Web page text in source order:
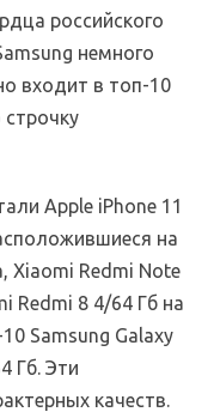
российского
немного
входит в топ-10
Apple iPhone 11
на
Xiaomi Redmi Note
Redmi 8 4/64 Гб на
Samsung Galaxy
Гб. Эти
качеств.